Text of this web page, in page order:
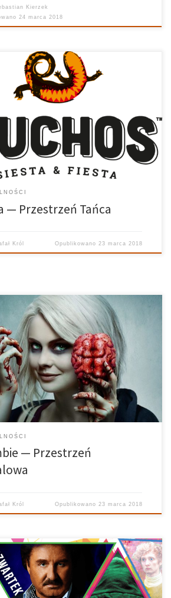
Kierzek
24 marca 2018
Tańca — 19.10.2017 Prowadzi: Rafał Król
Ania Bielec Grafika: Kuba Siedlecki Każdy,
Salsa to taniec pochodzący z gorących
i wchodzi w skład tańców
Narodziła się z […]
— Przestrzeń Tańca
Król Opublikowano 23 marca 2018
Serialowa — 16.10.2017 Prowadzi: Rafał
Ania Bielec Grafika: Kuba Siedlecki
serialu iZombie są: Diane Ruggiero
Mars) i Rob Thomas (Veronica Mars, Jezioro
a stacją telewizyjną, która
serial, jest THE CW. W Polsce emisją zajął
— Przestrzeń
Król Opublikowano 23 marca 2018
poznańskie Juwenalia zapowiadają się
Po raz pierwszy i jako pierwszy wystąpi
Znamy także druga gwiazdę